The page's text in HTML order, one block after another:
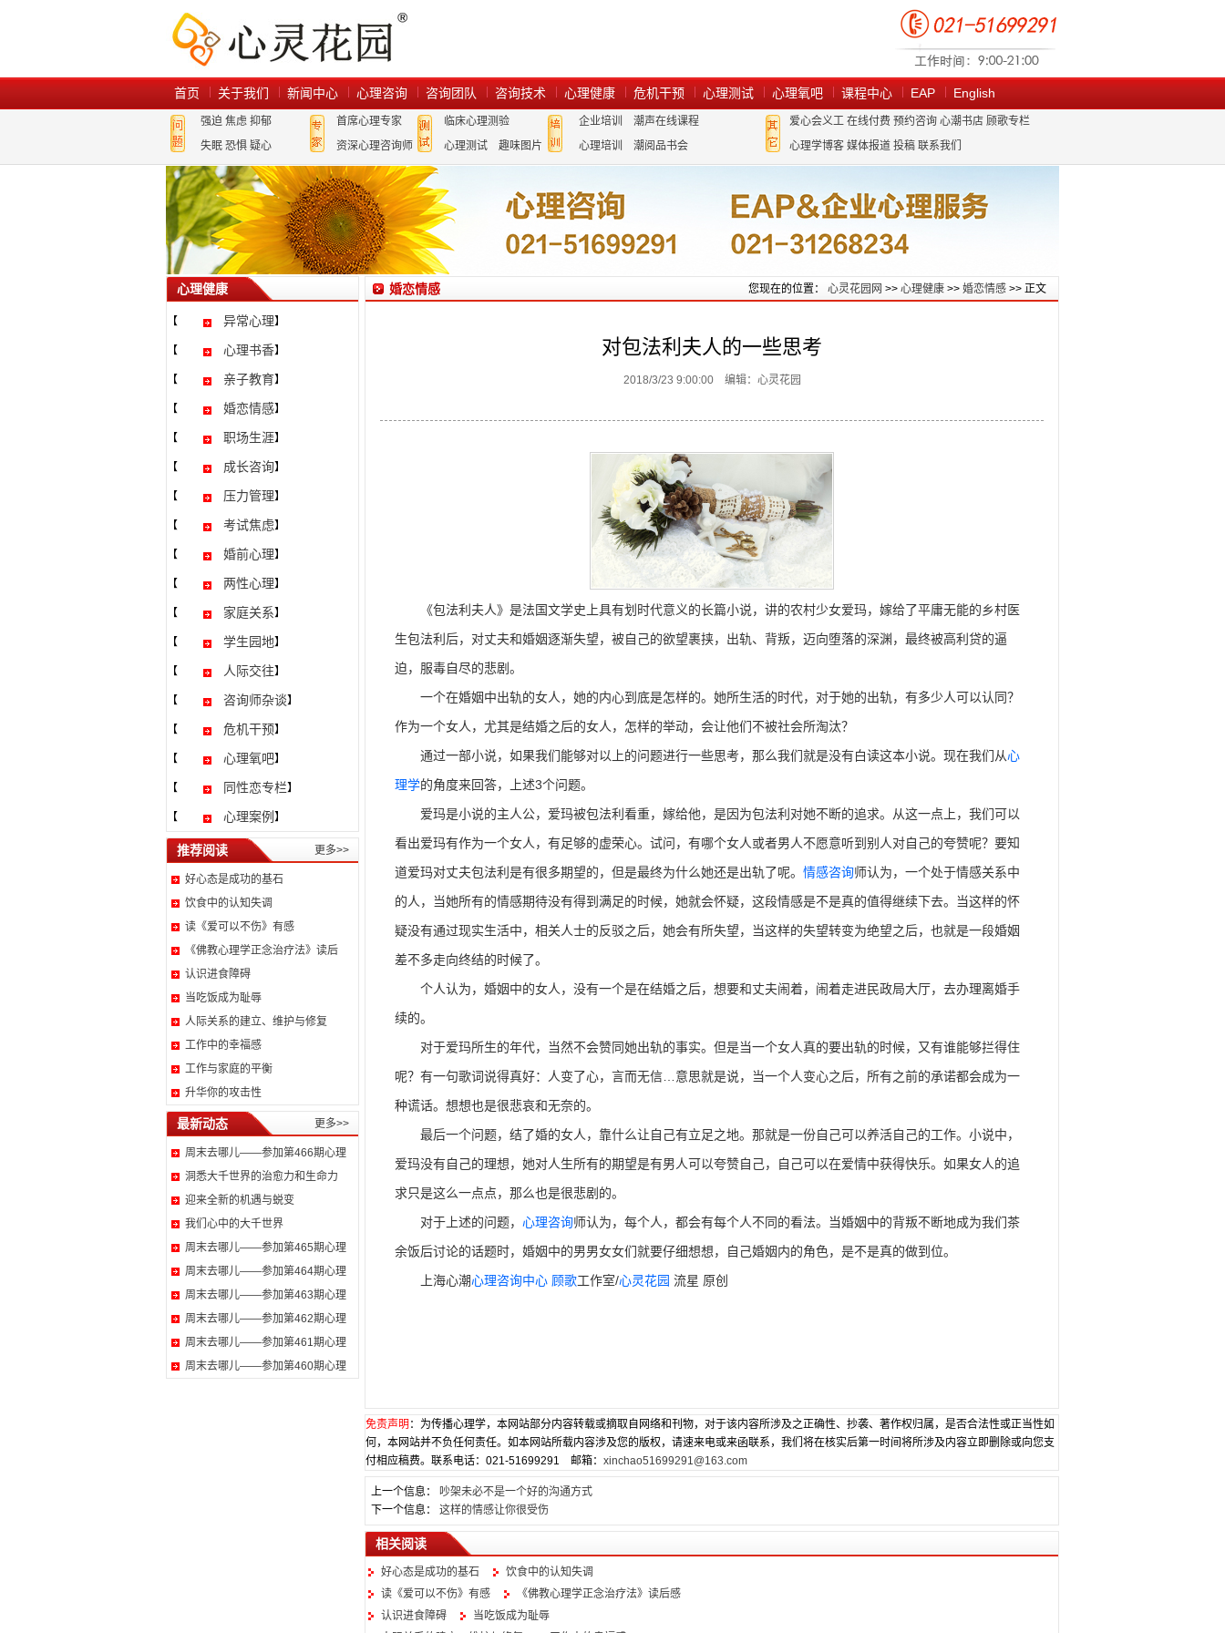
首页 关于我们 新闻中心 心理咨询 咨询团队 咨询技术 心理健康 危机干预 心理测试 心理氧吧 课程中心 EAP English
强迫 焦虑 抑郁
失眠 恐惧 疑心
首席心理专家
资深心理咨询师
临床心理测验
心理测试
趣味图片
企业培训
潮声在线课程
心理培训
潮阅品书会
爱心会义工 在线付费 预约咨询 心潮书店 顾歌专栏
心理学博客 媒体报道 投稿 联系我们
心理健康
【 异常心理】
【 心理书香】
【 亲子教育】
【 婚恋情感】
【 职场生涯】
【 成长咨询】
【 压力管理】
【 考试焦虑】
【 婚前心理】
【 两性心理】
【 家庭关系】
【 学生园地】
【 人际交往】
【 咨询师杂谈】
【 危机干预】
【 心理氧吧】
【 同性恋专栏】
【 心理案例 】
更多>>
推荐阅读
好心态是成功的基石
饮食中的认知失调
读《爱可以不伤》有感
《佛教心理学正念治疗法》读后
认识进食障碍
当吃饭成为耻辱
人际关系的建立、维护与修复
工作中的幸福感
工作与家庭的平衡
升华你的攻击性
更多>>
最新动态
周末去哪儿——参加第466期心理
洞悉大千世界的治愈力和生命力
迎来全新的机遇与蜕变
我们心中的大千世界
周末去哪儿——参加第465期心理
周末去哪儿——参加第464期心理
周末去哪儿——参加第463期心理
周末去哪儿——参加第462期心理
周末去哪儿——参加第461期心理
周末去哪儿——参加第460期心理
您现在的位置： 心灵花园网 >> 心理健康 >> 婚恋情感 >> 正文
婚恋情感
对包法利夫人的一些思考
2018/3/23 9:00:00 编辑：心灵花园
《包法利夫人》是法国文学史上具有划时代意义的长篇小说，讲的农村少女爱玛，嫁给了平庸无能的乡村医
生包法利后，对丈夫和婚姻逐渐失望，被自己的欲望裹挟，出轨、背叛，迈向堕落的深渊，最终被高利贷的逼
迫，服毒自尽的悲剧。
一个在婚姻中出轨的女人，她的内心到底是怎样的。她所生活的时代，对于她的出轨，有多少人可以认同？
作为一个女人，尤其是结婚之后的女人，怎样的举动，会让他们不被社会所淘汰？
通过一部小说，如果我们能够对以上的问题进行一些思考，那么我们就是没有白读这本小说。现在我们从心
理学的角度来回答，上述3个问题。
爱玛是小说的主人公，爱玛被包法利看重，嫁给他，是因为包法利对她不断的追求。从这一点上，我们可以
看出爱玛有作为一个女人，有足够的虚荣心。试问，有哪个女人或者男人不愿意听到别人对自己的夸赞呢？要知
道爱玛对丈夫包法利是有很多期望的，但是最终为什么她还是出轨了呢。 情感咨询师认为，一个处于情感关系中
的人，当她所有的情感期待没有得到满足的时候，她就会怀疑，这段情感是不是真的值得继续下去。当这样的怀
疑没有通过现实生活中，相关人士的反驳之后，她会有所失望，当这样的失望转变为绝望之后，也就是一段婚姻
差不多走向终结的时候了。
个人认为，婚姻中的女人，没有一个是在结婚之后，想要和丈夫闹着，闹着走进民政局大厅，去办理离婚手
续的。
对于爱玛所生的年代，当然不会赞同她出轨的事实。但是当一个女人真的要出轨的时候，又有谁能够拦得住
呢？有一句歌词说得真好：人变了心，言而无信…意思就是说，当一个人变心之后，所有之前的承诺都会成为一
种谎话。想想也是很悲哀和无奈的。
最后一个问题，结了婚的女人，靠什么让自己有立足之地。那就是一份自己可以养活自己的工作。小说中，
爱玛没有自己的理想，她对人生所有的期望是有男人可以夸赞自己，自己可以在爱情中获得快乐。如果女人的追
求只是这么一点点，那么也是很悲剧的。
对于上述的问题， 心理咨询师认为，每个人，都会有每个人不同的看法。当婚姻中的背叛不断地成为我们茶
余饭后讨论的话题时，婚姻中的男男女女们就要仔细想想，自己婚姻内的角色，是不是真的做到位。
上海心潮心理咨询中心 顾歌工作室/心灵花园 流星 原创
免责声明 ：为传播心理学，本网站部分内容转载或摘取自网络和刊物，对于该内容所涉及之正确性、抄袭、著作权归属，是否合法性或正当性如
何，本网站并不负任何责任。如本网站所载内容涉及您的版权，请速来电或来函联系，我们将在核实后第一时间将所涉及内容立即删除或向您支
付相应稿费。联系电话：021-51699291 邮箱： xinchao51699291@163.com
上一个信息： 吵架未必不是一个好的沟通方式
下一个信息： 这样的情感让你很受伤
相关阅读
好心态是成功的基石
饮食中的认知失调
读《爱可以不伤》有感
《佛教心理学正念治疗法》读后感
认识进食障碍
当吃饭成为耻辱